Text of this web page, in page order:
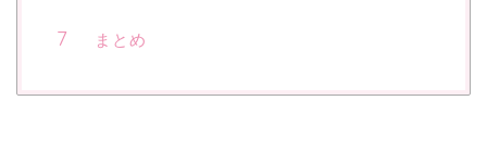
まとめ